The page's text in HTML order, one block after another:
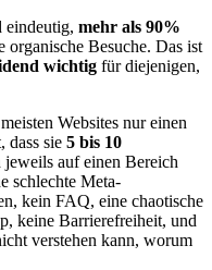
eindeutig, mehr als 90%
organische Besuche. Das ist
wichtig für diejenigen,
Websites nur einen
dass sie 5 bis 10
jeweils auf einen Bereich
schlechte Meta-
kein FAQ, eine chaotische
keine Barrierefreiheit, und
verstehen kann, worum